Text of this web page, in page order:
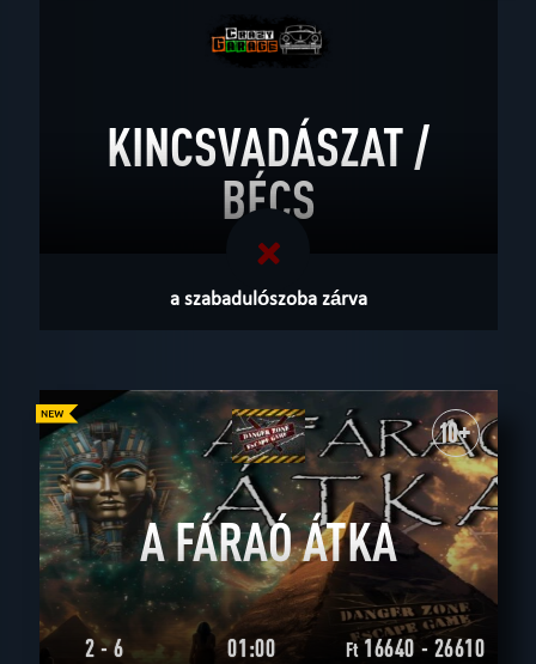
KINCSVADÁSZAT /
BÉCS
a szabadulószoba zárva
10+
A FÁRAÓ ÁTKA
2 - 6 01:00 Ft16640 - 26610